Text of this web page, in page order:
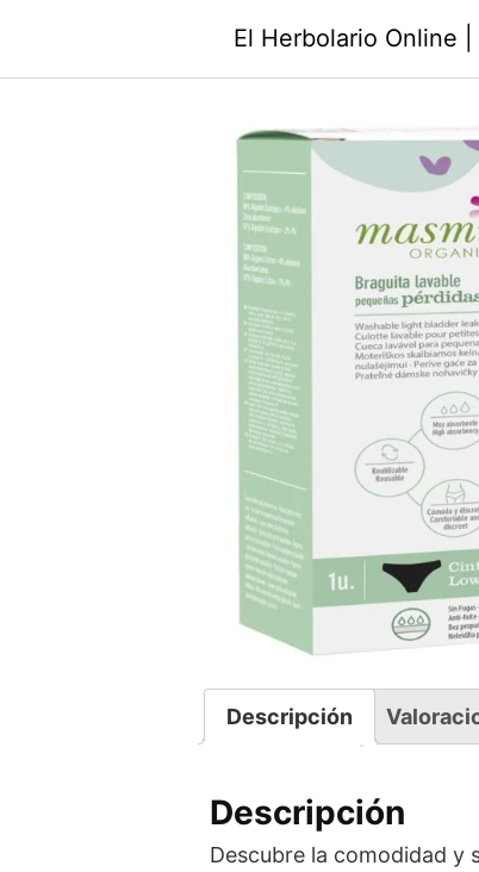
El Herbolario Online
Descripción
Descripción
Descubre la comodidad y